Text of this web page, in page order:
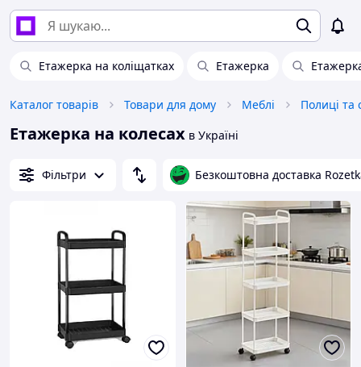
Етажерка на коліщатках Етажерка
Каталог товарів Товари для дому Меблі Полиці та
Етажерка на колесах в Україні
Фільтри Безкоштовна доставка